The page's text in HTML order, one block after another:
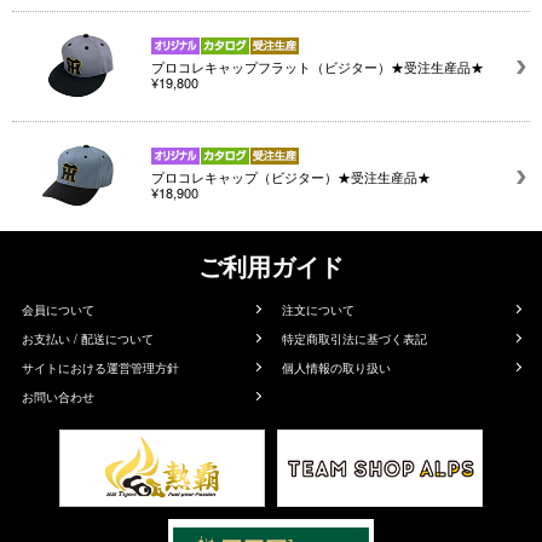
プロコレキャップフラット（ビジター）★受注生産品★
¥19,800
プロコレキャップ（ビジター）★受注生産品★
¥18,900
ご利用ガイド
会員について
注文について
お支払い / 配送について
特定商取引法に基づく表記
サイトにおける運営管理方針
個人情報の取り扱い
お問い合わせ